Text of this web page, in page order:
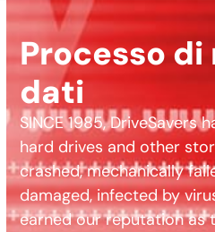
Processo
dati
SINCE 1985,
hard drives and other
crashed, mechanically
damaged, infected by
earned our reputation as